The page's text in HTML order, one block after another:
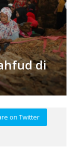
di
on Twitter